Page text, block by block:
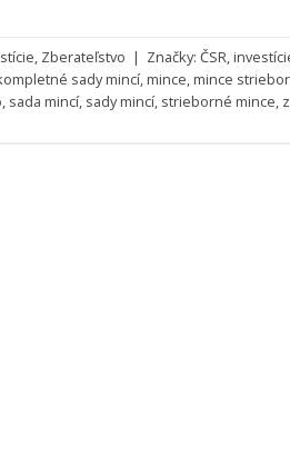
Zberateľstvo | Značky: ČSR
sady mincí mince mince
sada mincí sady mincí strieborné mince